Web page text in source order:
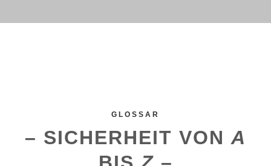
Corporate Security
GLOSSAR
– SICHERHEIT VON A